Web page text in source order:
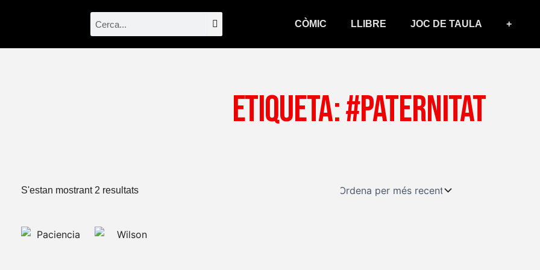
Search
CÒMIC LLIBRE JOC DE TAULA +
Etiqueta: #paternitat
S'estan mostrant 2 resultatsper